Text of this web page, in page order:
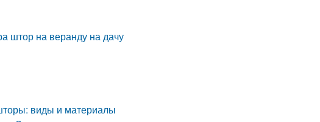
штор на веранду на дачу
виды и материалы